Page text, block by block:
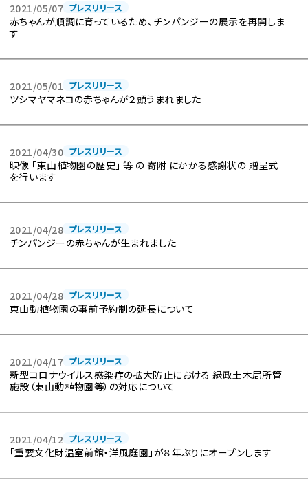
2021/05/07 プレスリリース
赤ちゃんが順調に育っているため、チンパンジーの展示を再開しま
す
2021/05/01 プレスリリース
ツシマヤマネコの赤ちゃんが２頭うまれました
2021/04/30 プレスリリース
映像 「東山植物園の歴史」 等 の 寄附 にかかる感謝状の 贈呈式
を行います
2021/04/28 プレスリリース
チンパンジーの赤ちゃんが生まれました
2021/04/28 プレスリリース
東山動植物園の事前予約制の延長について
2021/04/17 プレスリリース
新型コロナウイルス感染症の拡大防止における 緑政土木局所管
施設（東山動植物園等）の対応について
2021/04/12 プレスリリース
「重要文化財温室前館・洋風庭園」が８年ぶりにオープンします